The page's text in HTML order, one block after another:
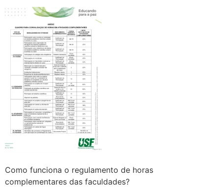
Como funciona o regulamento de horas
complementares das faculdades?